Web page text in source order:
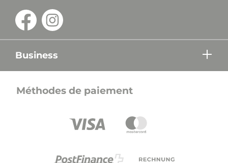
Business
Méthodes de paiement